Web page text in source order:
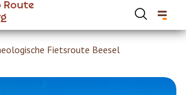
Route
Fietsroute Beesel